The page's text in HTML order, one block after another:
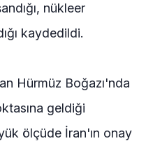
nükleer
kaydedildi.
Hürmüz Boğazı'nda
geldiği
ölçüde İran'ın onay